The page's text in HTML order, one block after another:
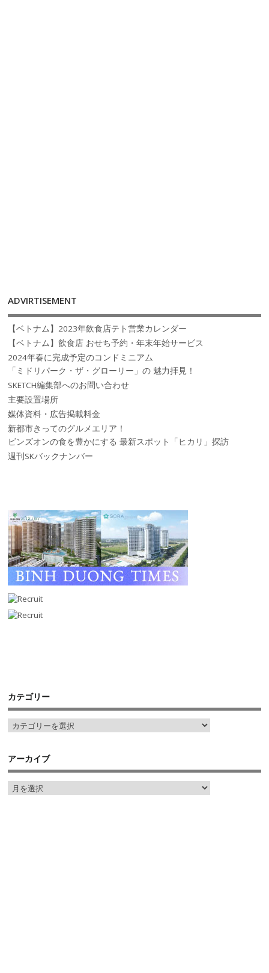
ADVIRTISEMENT
【ベトナム】2023年飲食店テト営業カレンダー
【ベトナム】飲食店 おせち予約・年末年始サービス
2024年春に完成予定のコンドミニアム
「ミドリパーク・ザ・グローリー」の 魅力拝見！
SKETCH編集部へのお問い合わせ
主要設置場所
媒体資料・広告掲載料金
新都市きってのグルメエリア！
ビンズオンの食を豊かにする 最新スポット「ヒカリ」探訪
週刊SKバックナンバー
カテゴリー
アーカイブ